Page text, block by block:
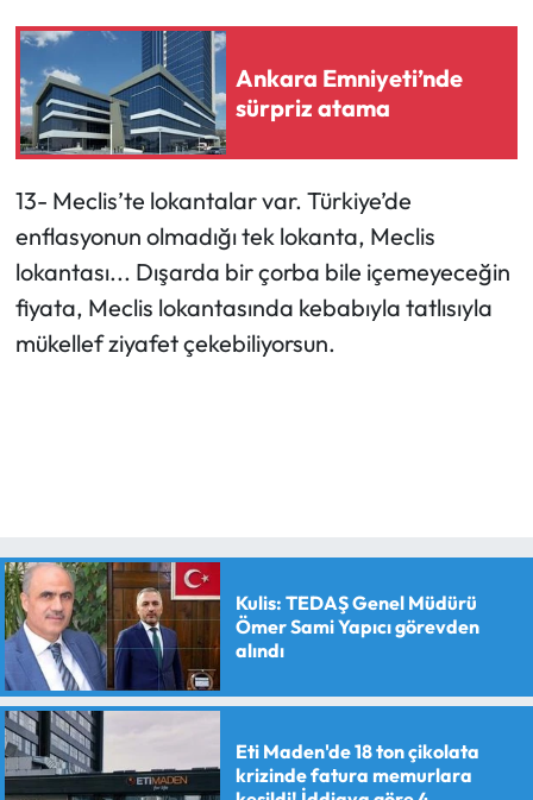
Ankara Emniyeti’nde
sürpriz atama
13- Meclis’te lokantalar var. Türkiye’de
enflasyonun olmadığı tek lokanta, Meclis
lokantası... Dışarda bir çorba bile içemeyeceğin
fiyata, Meclis lokantasında kebabıyla tatlısıyla
mükellef ziyafet çekebiliyorsun.
Kulis: TEDAŞ Genel Müdürü
Ömer Sami Yapıcı görevden
alındı
Eti Maden'de 18 ton çikolata
krizinde fatura memurlara